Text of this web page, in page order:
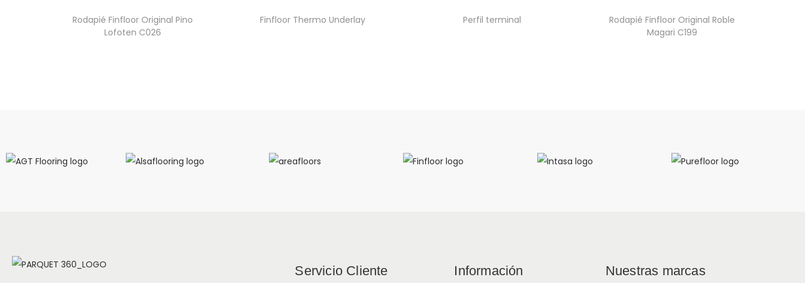
Rodapié Finfloor Original Pino
Lofoten C026
Finfloor Thermo Underlay Perfil terminal
Rodapié Finfloor Original Roble
Magari C199
Servicio Cliente Información Nuestras marcas